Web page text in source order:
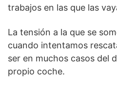
trabajos en las que las
La tensión a la que se
cuando intentamos
ser en muchos casos del
propio coche.